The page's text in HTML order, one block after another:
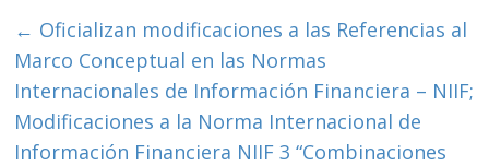
b
o
o
k
er p
ar
ti
r
← Oficializan modificaciones a las Referencias al
Marco Conceptual en las Normas
Internacionales de Información Financiera – NIIF;
Modificaciones a la Norma Internacional de
Información Financiera NIIF 3 “Combinaciones